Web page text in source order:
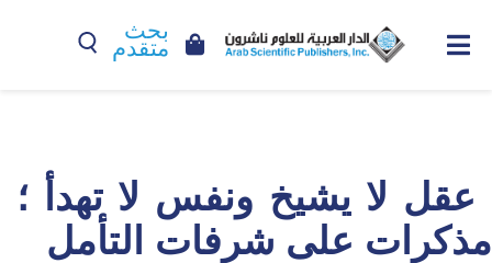
بحث
متقدم
عقل لا يشيخ ونفس لا تهدأ ؛
مذكرات على شرفات التأمل